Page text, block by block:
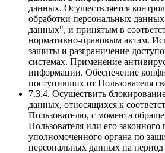
данных. Осуществляется
обработки персональных
данных", и принятым в
нормативно-правовым актам.
защиты и разграничение
системах. Применение
информации. Обеспечение
поступивших от Пользователя
7.3.4. Осуществить
данных, относящихся к
Пользователю, с момента
Пользователя или его законного
уполномоченного органа по
персональных данных на период